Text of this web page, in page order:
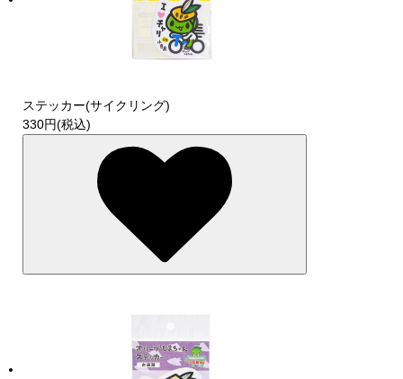
ステッカー(サイクリング)
330円(税込)